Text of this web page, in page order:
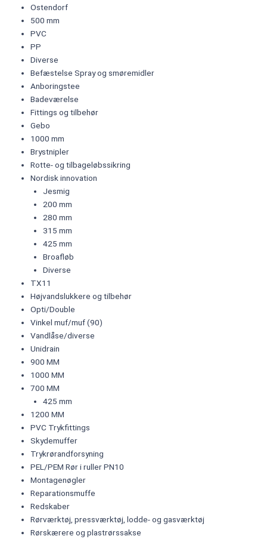
Ostendorf
500 mm
PVC
PP
Diverse
Befæstelse Spray og smøremidler
Anboringstee
Badeværelse
Fittings og tilbehør
Gebo
1000 mm
Brystnipler
Rotte- og tilbageløbssikring
Nordisk innovation
Jesmig
200 mm
280 mm
315 mm
425 mm
Broafløb
Diverse
TX11
Højvandslukkere og tilbehør
Opti/Double
Vinkel muf/muf (90)
Vandlåse/diverse
Unidrain
900 MM
1000 MM
700 MM
425 mm
1200 MM
PVC Trykfittings
Skydemuffer
Trykrørandforsyning
PEL/PEM Rør i ruller PN10
Montagenøgler
Reparationsmuffe
Redskaber
Rørværktøj, pressværktøj, lodde- og gasværktøj
Rørskærere og plastrørssakse